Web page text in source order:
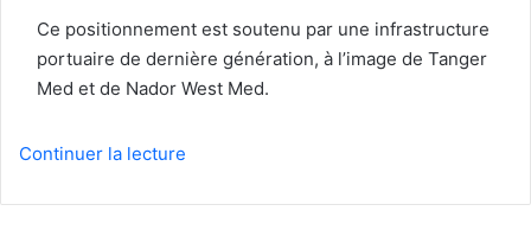
Ce positionnement est soutenu par une infrastructure
portuaire de dernière génération, à l’image de Tanger
Med et de Nador West Med.
Continuer la lecture